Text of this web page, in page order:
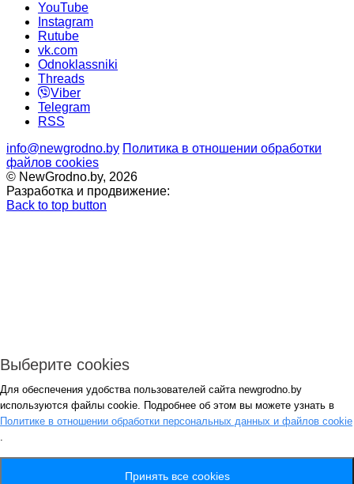
YouTube
Instagram
Rutube
vk.com
Odnoklassniki
Threads
Viber
Telegram
RSS
info@newgrodno.by Политика в отношении обработки
файлов cookies
© NewGrodno.by, 2026
Разработка и продвижение:
Back to top button
Авторизация
*
Запомнить
Потеряли пароль ?
Выберите cookies
Для обеспечения удобства пользователей сайта newgrodno.by
используются файлы cookie. Подробнее об этом вы можете узнать в
Политике в отношении обработки персональных данных и файлов cookie
.
Принять все cookies